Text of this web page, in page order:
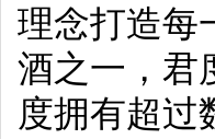
理念打造每
酒之一，君
度拥有超过